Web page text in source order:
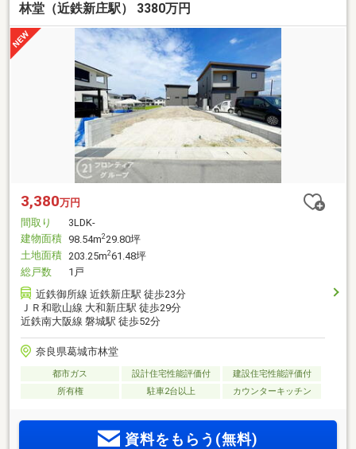
林堂（近鉄新庄駅） 3380万円
3,380万円
間取り
3LDK-
建物面積 98.54m229.80坪
土地面積 203.25m261.48坪
総戸数
1戸
近鉄御所線 近鉄新庄駅 徒歩23分
ＪＲ和歌山線 大和新庄駅 徒歩29分
近鉄南大阪線 磐城駅 徒歩52分
奈良県葛城市林堂
都市ガス 設計住宅性能評価付
建設住宅性能評価付
所有権
駐車2台以上 カウンターキッチン
資料をもらう(無料)